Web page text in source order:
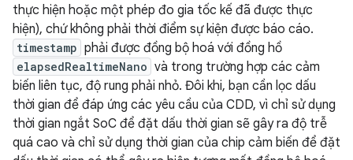
thực hiện hoặc một phép đo gia tốc kế đã được thực
hiện), chứ không phải thời điểm sự kiện được báo cáo.
timestamp phải được đồng bộ hoá với đồng hồ
elapsedRealtimeNano và trong trường hợp các cảm
biến liên tục, độ rung phải nhỏ. Đôi khi, bạn cần lọc dấu
thời gian để đáp ứng các yêu cầu của CDD, vì chỉ sử dụng
thời gian ngắt SoC để đặt dấu thời gian sẽ gây ra độ trễ
quá cao và chỉ sử dụng thời gian của chip cảm biến để đặt